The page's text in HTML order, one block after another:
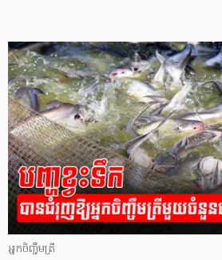
អ្នកចិញ្ចឹមត្រី